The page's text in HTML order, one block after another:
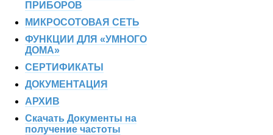
ПРИБОРОВ
МИКРОСОТОВАЯ СЕТЬ
ФУНКЦИИ ДЛЯ «УМНОГО
ДОМА»
СЕРТИФИКАТЫ
ДОКУМЕНТАЦИЯ
АРХИВ
Скачать Документы на
получение частоты